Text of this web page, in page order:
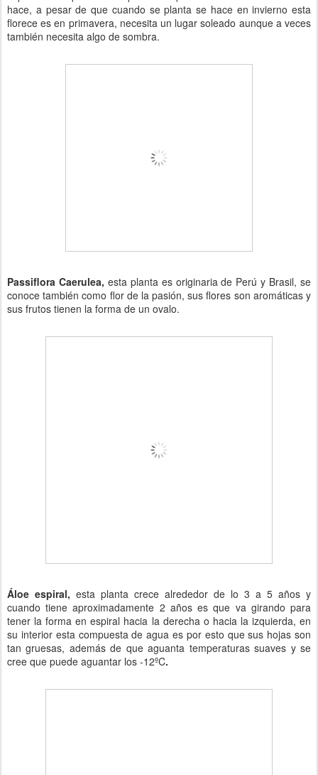
hace, a pesar de que cuando se planta se hace en invierno esta
florece es en primavera, necesita un lugar soleado aunque a veces
también necesita algo de sombra.
Passiflora Caerulea, esta planta es originaria de Perú y Brasil, se
conoce también como flor de la pasión, sus flores son aromáticas y
sus frutos tienen la forma de un ovalo.
Áloe espiral, esta planta crece alrededor de lo 3 a 5 años y
cuando tiene aproximadamente 2 años es que va girando para
tener la forma en espiral hacia la derecha o hacia la izquierda, en
su interior esta compuesta de agua es por esto que sus hojas son
tan gruesas, además de que aguanta temperaturas suaves y se
cree que puede aguantar los -12ºC.